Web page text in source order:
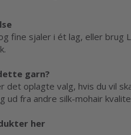
fine sjaler i ét lag, eller
garn?
det oplagte valg, hvis du vil
ud fra andre silk-mohair
her